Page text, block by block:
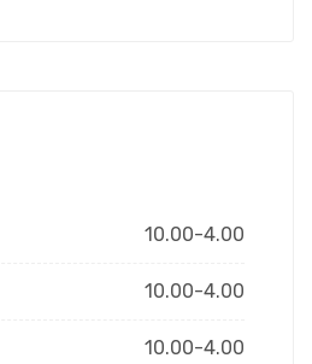
10.00-4.00
10.00-4.00
10.00-4.00